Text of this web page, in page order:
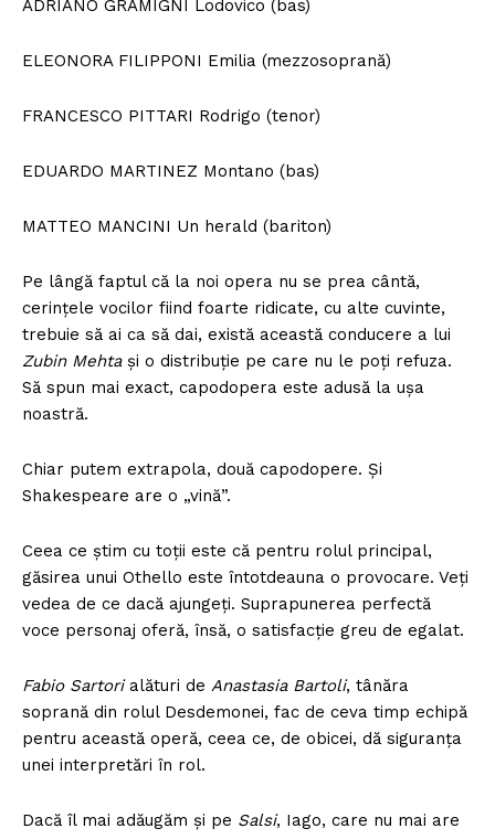
ADRIANO GRAMIGNI Lodovico (bas)
ELEONORA FILIPPONI Emilia (mezzosoprană)
FRANCESCO PITTARI Rodrigo (tenor)
EDUARDO MARTINEZ Montano (bas)
MATTEO MANCINI Un herald (bariton)
Pe lângă faptul că la noi opera nu se prea cântă,
cerințele vocilor fiind foarte ridicate, cu alte cuvinte,
trebuie să ai ca să dai, există această conducere a lui
Zubin Mehtași o distribuție pe care nu le poți refuza.
Să spun mai exact, capodopera este adusă la ușa
noastră.
Chiar putem extrapola, două capodopere. Și
Shakespeare are o „vină”.
Ceea ce știm cu toții este că pentru rolul principal,
găsirea unui Othello este întotdeauna o provocare. Veți
vedea de ce dacă ajungeți. Suprapunerea perfectă
voce personaj oferă, însă, o satisfacție greu de egalat.
Fabio Sartorialături de Anastasia Bartoli, tânăra
soprană din rolul Desdemonei, fac de ceva timp echipă
pentru această operă, ceea ce, de obicei, dă siguranța
unei interpretări în rol.
Dacă îl mai adăugăm și pe Salsi, Iago, care nu mai are